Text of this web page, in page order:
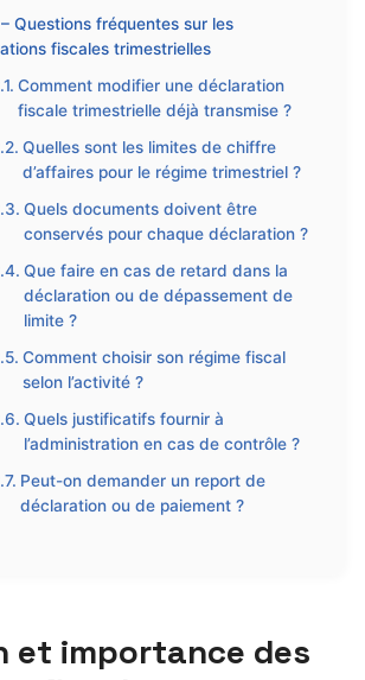
– Questions fréquentes sur les
fiscales trimestrielles
Comment modifier une déclaration
fiscale trimestrielle déjà transmise ?
Quelles sont les limites de chiffre
d’affaires pour le régime trimestriel ?
Quels documents doivent être
conservés pour chaque déclaration ?
Que faire en cas de retard dans la
déclaration ou de dépassement de
limite ?
Comment choisir son régime fiscal
selon l’activité ?
Quels justificatifs fournir à
l’administration en cas de contrôle ?
Peut-on demander un report de
déclaration ou de paiement ?
et importance des